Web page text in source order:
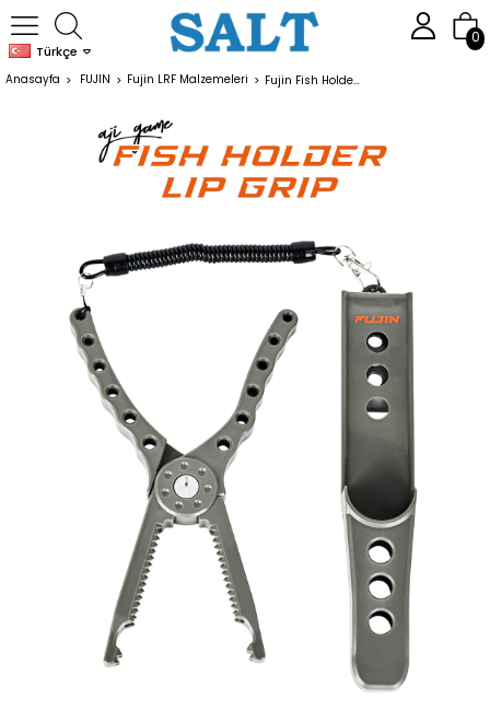
Türkçe
0
Anasayfa FUJIN Fujin LRF Malzemeleri Fujin Fish Holder Lip Grip Dark Green